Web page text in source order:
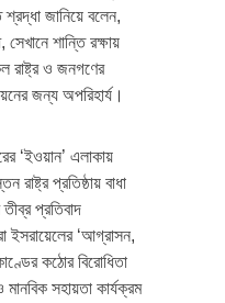
জানিয়ে বলেন,
শান্তি রক্ষায়
রাষ্ট্র ও জনগণের
জন্য অপরিহার্য।
‘ইওয়ান’ এলাকায়
রাষ্ট্র প্রতিষ্ঠায় বাধা
প্রতিবাদ
ইসরায়েলের ‘আগ্রাসন,
কঠোর বিরোধিতা
সহায়তা কার্যক্রম